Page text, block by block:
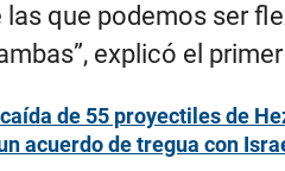
las que podemos ser
explicó el
de 55 proyectiles de
acuerdo de tregua con